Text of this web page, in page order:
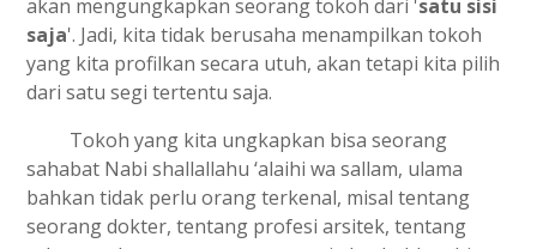
akan mengungkapkan seorang tokoh dari 'satu sisi
saja'. Jadi, kita tidak berusaha menampilkan tokoh
yang kita profilkan secara utuh, akan tetapi kita pilih
dari satu segi tertentu saja.
Tokoh yang kita ungkapkan bisa seorang
sahabat Nabi shallallahu ‘alaihi wa sallam, ulama
bahkan tidak perlu orang terkenal, misal tentang
seorang dokter, tentang profesi arsitek, tentang